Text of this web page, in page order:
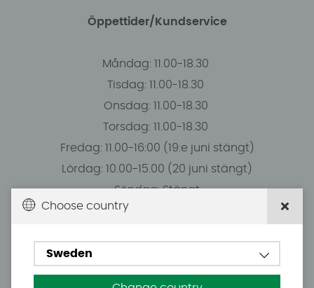
Öppettider/Kundservice
Måndag: 11.00-18.30
Tisdag: 11.00-18.30
Onsdag: 11.00-18.30
Torsdag: 11.00-18.30
Fredag: 11.00-16:00 (19:e juni stängt)
Lördag: 10.00-15.00 (20 juni stängt)
Söndag: Stängt
Choose country
Sweden